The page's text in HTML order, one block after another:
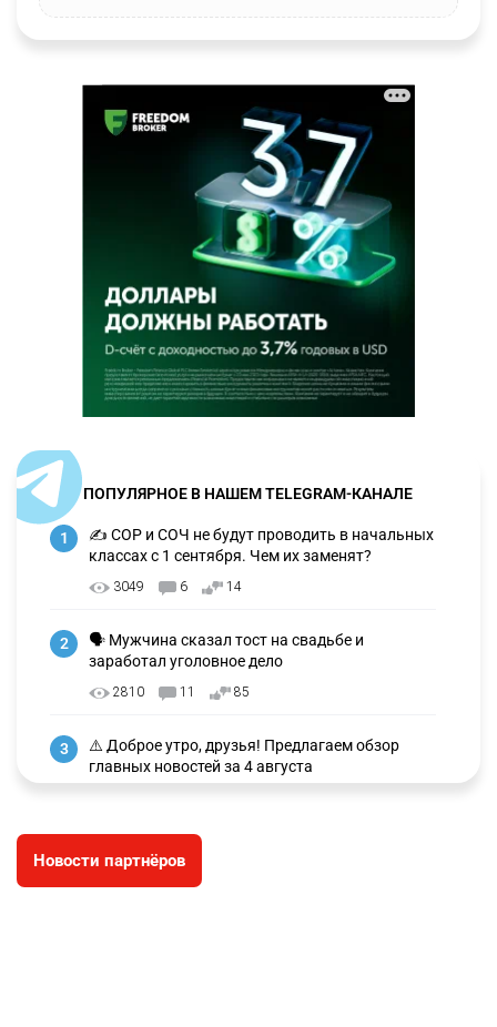
ПОПУЛЯРНОЕ В НАШЕМ TELEGRAM-КАНАЛЕ
1
✍️ СОР и СОЧ не будут проводить в начальных
классах с 1 сентября. Чем их заменят?
3049 6 14
2
🗣 Мужчина сказал тост на свадьбе и
заработал уголовное дело
2810 11 85
3
⚠️ Доброе утро, друзья! Предлагаем обзор
главных новостей за 4 августа
4
🗣Глава государства направил телеграмму
соболезнования родным и близким Халық
қаһарманы Ивана Гапича
Новости партнёров